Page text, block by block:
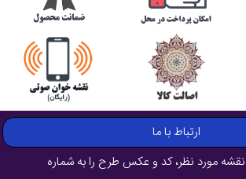
ارتباط با ما
مورد نظر، کد و عکس طرح را به شماره